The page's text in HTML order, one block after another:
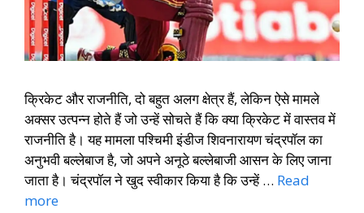
क्रिकेट और राजनीति, दो बहुत अलग क्षेत्र हैं, लेकिन ऐसे मामले
अक्सर उत्पन्न होते हैं जो उन्हें सोचते हैं कि क्या क्रिकेट में वास्तव में
राजनीति है। यह मामला पश्चिमी इंडीज शिवनारायण चंद्रपॉल का
अनुभवी बल्लेबाज है, जो अपने अनूठे बल्लेबाजी आसन के लिए जाना
जाता है। चंद्रपॉल ने खुद स्वीकार किया है कि उन्हें … Read
more